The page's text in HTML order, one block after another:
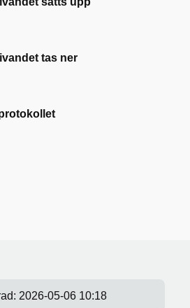
tas ner
2026-05-06 10:18